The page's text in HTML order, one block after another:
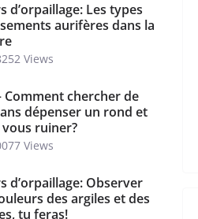
d’orpaillage: Les types
aurifères dans la
Views
Comment chercher de
dépenser un rond et
vous ruiner?
Views
d’orpaillage: Observer
des argiles et des
tu feras!